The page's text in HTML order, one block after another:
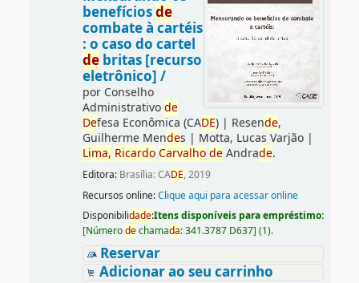
benefíciosde
combate à cartéis
: o caso do cartel
debritas [recurso
eletrônico] /
por Conselho
Administrativode
Defesa Econômica (CADE)| Resende,
Guilherme Mendes | Motta, Lucas Varjão|
Lima, Ricardo Carvalho deAndrade.
Editora: Brasília: CADE, 2019
Recursos online:Clique aqui para acessar online
Disponibilidade:Itens disponíveis para empréstimo:
[Númerodechamada:341.3787 D637] (1).
Reservar
Adicionar ao seu carrinho